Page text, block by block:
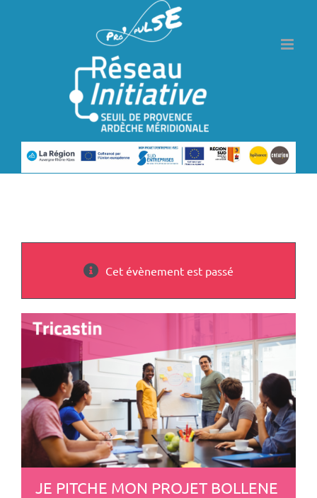
Cet évènement est passé
JE PITCHE MON PROJET BOLLENE